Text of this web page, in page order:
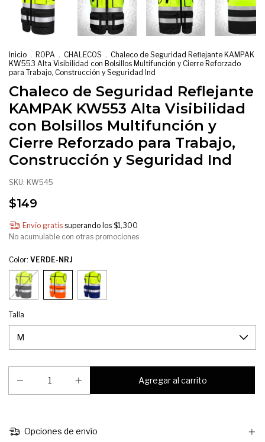
Inicio . ROPA . CHALECOS . Chaleco de Seguridad Reflejante KAMPAK
KW553 Alta Visibilidad con Bolsillos Multifunción y Cierre Reforzado
para Trabajo, Construcción y Seguridad Ind
Chaleco de Seguridad Reflejante
KAMPAK KW553 Alta Visibilidad
con Bolsillos Multifunción y
Cierre Reforzado para Trabajo,
Construcción y Seguridad Ind
SKU: KW545
$149
Envío gratis superando los $1,300
No acumulable con otras promociones
Color: VERDE-NRJ
Talla
Opciones de envío